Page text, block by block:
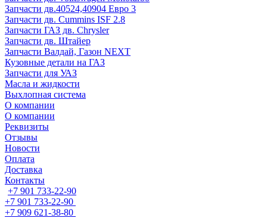
Запчасти дв.40524,40904 Евро 3
Запчасти дв. Cummins ISF 2.8
Запчасти ГАЗ дв. Chrysler
Запчасти дв. Штайер
Запчасти Валдай, Газон NEXT
Кузовные детали на ГАЗ
Запчасти для УАЗ
Масла и жидкости
Выхлопная система
О компании
О компании
Реквизиты
Отзывы
Новости
Оплата
Доставка
Контакты
+7 901 733-22-90
+7 901 733-22-90
+7 909 621-38-80